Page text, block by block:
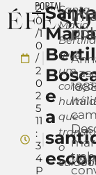
2
0
/1
0
/
2
0
2
5
11
:
3
4
P
Santa
Maria
e
a
Santa
Maria
Bertilla
teve
um
que
o